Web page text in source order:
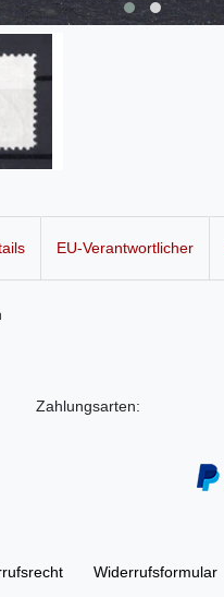
EU-Verantwortlicher
Zahlungsarten:
Widerrufs­formular